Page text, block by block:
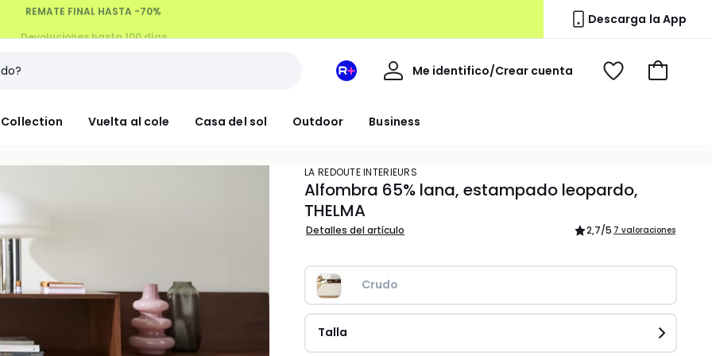
Devoluciones hasta 100 días Descarga la App
Collection Vuelta al cole Casa del sol Outdoor Business
Mi
Redoute
Me identifico/Crear cuenta
Mi
Ver
Ir
LA REDOUTE INTERIEURS
Alfombra 65% lana, estampado leopardo,
THELMA
Detalles del artículo 2,7/5 7 valoraciones
Crudo
Talla